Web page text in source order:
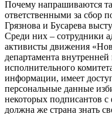
Почему напрашиваются
ответственными за сбор
Грязнова и Бусарева
Среди них – сотрудники
активисты движения
департамента
исполнительного
информации, имеет
персональные данные
некоторых подписантов
должна же страна знать